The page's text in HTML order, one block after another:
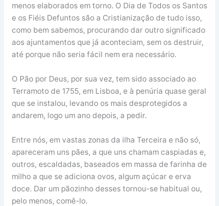
menos elaborados em torno. O Dia de Todos os Santos
e os Fiéis Defuntos são a Cristianização de tudo isso,
como bem sabemos, procurando dar outro significado
aos ajuntamentos que já aconteciam, sem os destruir,
até porque não seria fácil nem era necessário.
O Pão por Deus, por sua vez, tem sido associado ao
Terramoto de 1755, em Lisboa, e à penúria quase geral
que se instalou, levando os mais desprotegidos a
andarem, logo um ano depois, a pedir.
Entre nós, em vastas zonas da ilha Terceira e não só,
apareceram uns pães, a que uns chamam caspiadas e,
outros, escaldadas, baseados em massa de farinha de
milho a que se adiciona ovos, algum açúcar e erva
doce. Dar um pãozinho desses tornou-se habitual ou,
pelo menos, comê-lo.